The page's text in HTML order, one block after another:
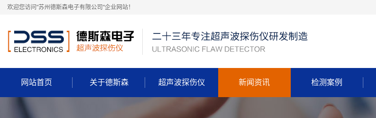
欢迎您访问"苏州德斯森电子有限公司"企业网站！
网站首页 关于德斯森 超声波探伤仪 新闻资讯 检测案例